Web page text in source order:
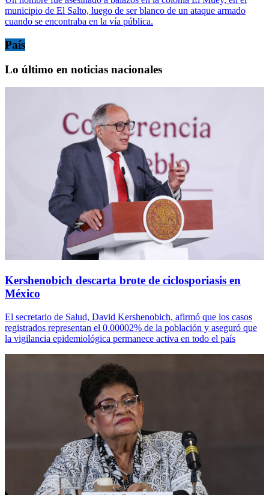
municipio de El Salto, luego de ser blanco de un ataque armado
cuando se encontraba en la vía pública.
País
Lo último en noticias nacionales
Kershenobich descarta brote de ciclosporiasis en
México
El secretario de Salud, David Kershenobich, afirmó que los casos
registrados representan el 0.00002% de la población y aseguró que
la vigilancia epidemiológica permanece activa en todo el país